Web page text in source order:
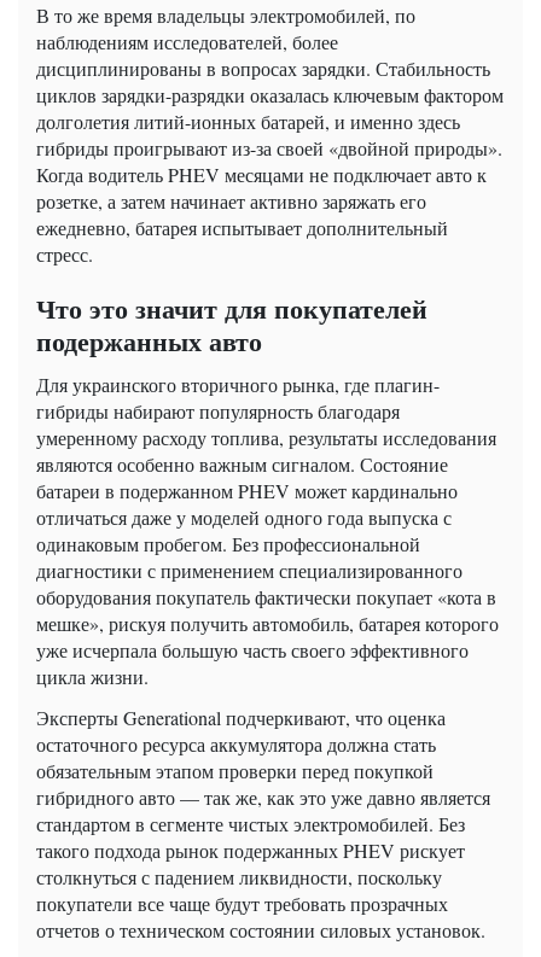
В то же время владельцы электромобилей, по
наблюдениям исследователей, более
дисциплинированы в вопросах зарядки. Стабильность
циклов зарядки-разрядки оказалась ключевым фактором
долголетия литий-ионных батарей, и именно здесь
гибриды проигрывают из-за своей «двойной природы».
Когда водитель PHEV месяцами не подключает авто к
розетке, а затем начинает активно заряжать его
ежедневно, батарея испытывает дополнительный
стресс.
Что это значит для покупателей
подержанных авто
Для украинского вторичного рынка, где плагин-
гибриды набирают популярность благодаря
умеренному расходу топлива, результаты исследования
являются особенно важным сигналом. Состояние
батареи в подержанном PHEV может кардинально
отличаться даже у моделей одного года выпуска с
одинаковым пробегом. Без профессиональной
диагностики с применением специализированного
оборудования покупатель фактически покупает «кота в
мешке», рискуя получить автомобиль, батарея которого
уже исчерпала большую часть своего эффективного
цикла жизни.
Эксперты Generational подчеркивают, что оценка
остаточного ресурса аккумулятора должна стать
обязательным этапом проверки перед покупкой
гибридного авто — так же, как это уже давно является
стандартом в сегменте чистых электромобилей. Без
такого подхода рынок подержанных PHEV рискует
столкнуться с падением ликвидности, поскольку
покупатели все чаще будут требовать прозрачных
отчетов о техническом состоянии силовых установок.